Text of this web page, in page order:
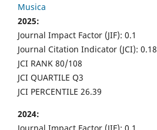
Musica
2025:
Journal Impact Factor (JIF): 0.1
Journal Citation Indicator (JCI): 0.18
JCI RANK 80/108
JCI QUARTILE Q3
JCI PERCENTILE 26.39
2024: